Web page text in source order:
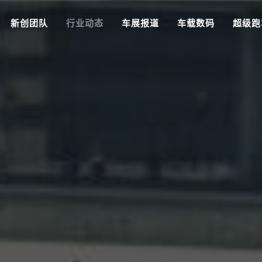
新创团队 行业动态 车展报道 车载数码 超级